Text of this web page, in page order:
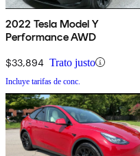
2022 Tesla Model Y
Performance AWD
$33,894 Trato justo
Incluye tarifas de conc.